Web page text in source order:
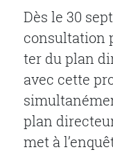
Dès le 30
consultation
ter du plan
avec cette
plan
met à